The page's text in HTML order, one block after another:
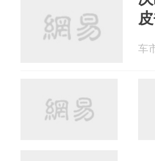
车